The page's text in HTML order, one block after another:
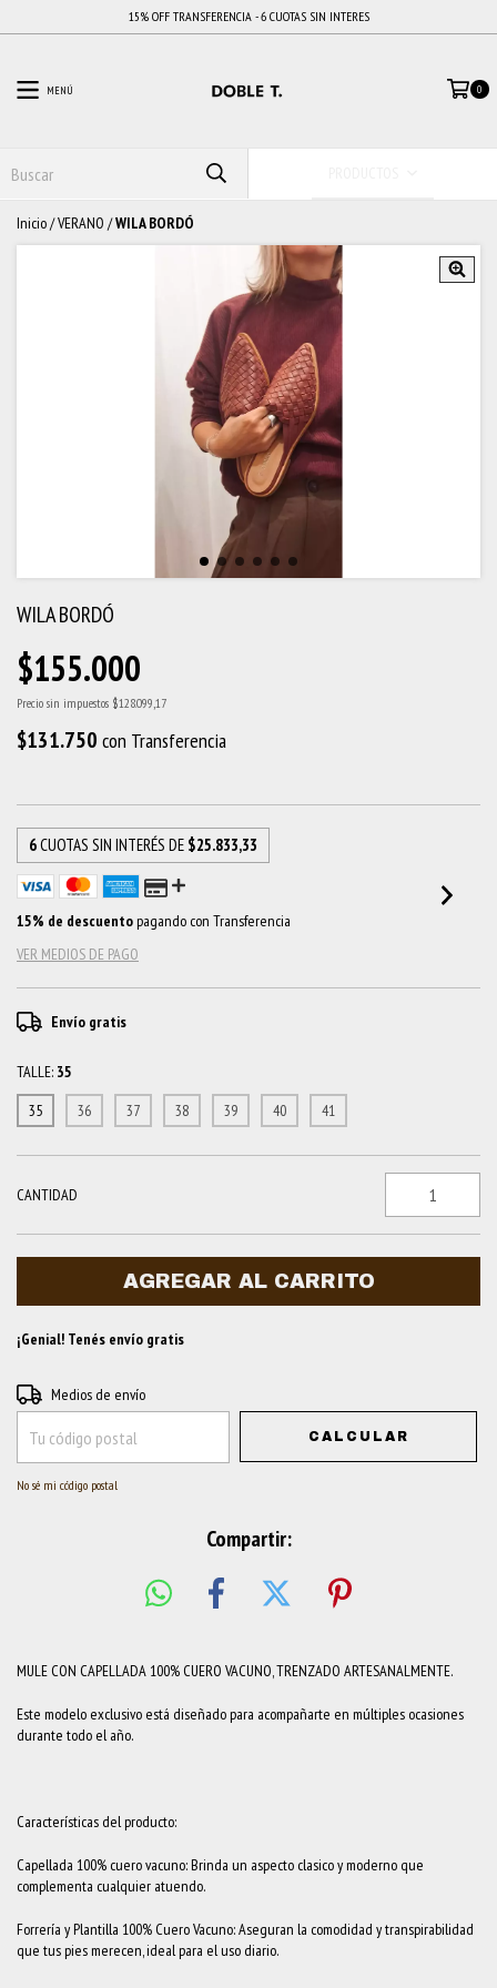
15% OFF TRANSFERENCIA - 6 CUOTAS SIN INTERES
MENÚ 0
Inicio/VERANO /WILA BORDÓ
WILA BORDÓ
$155.000
Precio sin impuestos $128.099,17
$131.750 con Transferencia
6CUOTAS SIN INTERÉS DE $25.833,33
15% de descuentopagando con Transferencia
VER MEDIOS DE PAGO
Envío gratis
TALLE: 35
35
36 37 38 39 40 41
CANTIDAD
¡Genial! Tenés envío gratis
Entregas para el CP:
Medios de envío
CALCULAR
No sé mi código postal
Compartir:
MULE CON CAPELLADA 100% CUERO VACUNO, TRENZADO ARTESANALMENTE.
Este modelo exclusivo está diseñado para acompañarte en múltiples ocasiones
durante todo el año.
Características del producto:
Capellada 100% cuero vacuno: Brinda un aspecto clasico y moderno que
complementa cualquier atuendo.
Forrería y Plantilla 100% Cuero Vacuno: Aseguran la comodidad y transpirabilidad
que tus pies merecen, ideal para el uso diario.